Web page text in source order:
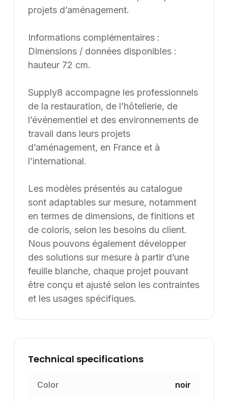
projets d’aménagement.
Informations complémentaires :
Dimensions / données disponibles :
hauteur 72 cm.
Supply8 accompagne les professionnels
de la restauration, de l’hôtellerie, de
l’événementiel et des environnements de
travail dans leurs projets
d’aménagement, en France et à
l’international.
Les modèles présentés au catalogue
sont adaptables sur mesure, notamment
en termes de dimensions, de finitions et
de coloris, selon les besoins du client.
Nous pouvons également développer
des solutions sur mesure à partir d’une
feuille blanche, chaque projet pouvant
être conçu et ajusté selon les contraintes
et les usages spécifiques.
Technical specifications
Color noir